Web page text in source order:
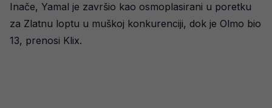
Inače, Yamal je završio kao osmoplasirani u poretku
za Zlatnu loptu u muškoj konkurenciji, dok je Olmo bio
13, prenosi Klix.